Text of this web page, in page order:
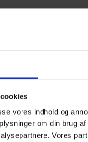
vores indhold og
om din brug
Vores
som har haft
berørte af
Hver
og
år bliver berørte.
Ejendomme, og